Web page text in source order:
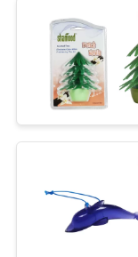
TURU
KALITE
KONTROL
ILETIŞIME
GEÇIN
Jel